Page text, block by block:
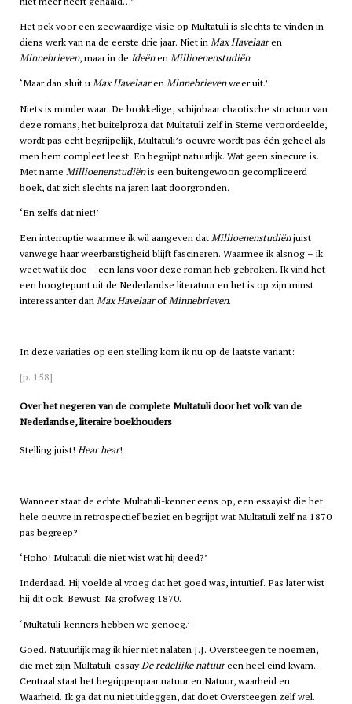
Het pek voor een zeewaardige visie op Multatuli is slechts te vinden in
diens werk van na de eerste drie jaar. Niet inMax Havelaaren
Minnebrieven, maar in de IdeënenMillioenenstudiën.
‘Maar dan sluit uMax HavelaarenMinnebrievenweer uit.’
Niets is minder waar. De brokkelige, schijnbaar chaotische structuur van
deze romans, het buitelproza dat Multatuli zelf in Sterne veroordeelde,
wordt pas echt begrijpelijk, Multatuli’s oeuvre wordt pas één geheel als
men hem compleet leest. En begrijpt natuurlijk. Wat geen sinecure is.
Met name Millioenenstudiënis een buitengewoon gecompliceerd
boek, dat zich slechts na jaren laat doorgronden.
‘En zelfs dat niet!’
Een interruptie waarmee ik wil aangeven datMillioenenstudiënjuist
vanwege haar weerbarstigheid blijft fascineren. Waarmee ik alsnog – ik
weet wat ik doe – een lans voor deze roman heb gebroken. Ik vind het
een hoogtepunt uit de Nederlandse literatuur en het is op zijn minst
interessanter danMax HavelaarofMinnebrieven.
In deze variaties op een stelling kom ik nu op de laatste variant:
[p. 158]
Over het negeren van de complete Multatuli door het volk van de
Nederlandse, literaire boekhouders
Stelling juist! Hear hear!
Wanneer staat de echte Multatuli-kenner eens op, een essayist die het
hele oeuvre in retrospectief beziet en begrijpt wat Multatuli zelf na 1870
pas begreep?
‘Hoho! Multatuli die niet wist wat hij deed?’
Inderdaad. Hij voelde al vroeg dat het goed was, intuïtief. Pas later wist
hij dit ook. Bewust. Na grofweg 1870.
‘Multatuli-kenners hebben we genoeg.’
Goed. Natuurlijk mag ik hier niet nalaten J.J. Oversteegen te noemen,
die met zijn Multatuli-essayDe redelijke natuureen heel eind kwam.
Centraal staat het begrippenpaar natuur en Natuur, waarheid en
Waarheid. Ik ga dat nu niet uitleggen, dat doet Oversteegen zelf wel.